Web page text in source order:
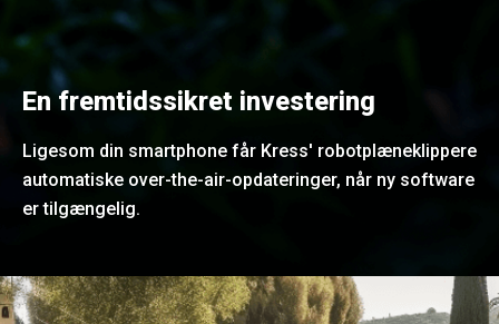
En fremtidssikret investering
Ligesom din smartphone får Kress' robotplæneklippere
automatiske over-the-air-opdateringer, når ny software
er tilgængelig.